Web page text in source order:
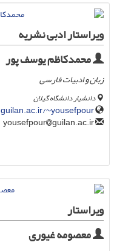
ویراستار ادبی نشریه
محمدکاظم یوسف پور
زبان و ادبیات فارسی
دانشیار دانشگاه گیلان
guilan.ac.ir/~yousefpour
guilan.ac.ir
ویراستار
معصومه غیوری